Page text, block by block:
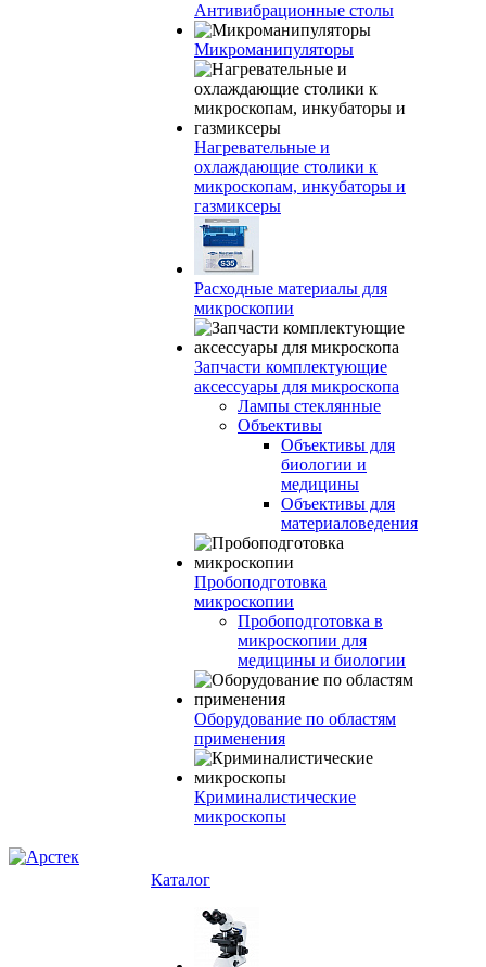
Антивибрационные столы
Микроманипуляторы
Нагревательные и
охлаждающие столики к
микроскопам, инкубаторы и
газмиксеры
Расходные материалы для
микроскопии
Запчасти комплектующие
аксессуары для микроскопа
Лампы стеклянные
Объективы
Объективы для
биологии и
медицины
Объективы для
материаловедения
Пробоподготовка
микроскопии
Пробоподготовка в
микроскопии для
медицины и биологии
Оборудование по областям
применения
Криминалистические
микроскопы
Каталог